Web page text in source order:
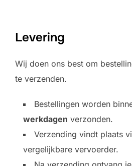
Levering
Wij doen ons best om
te verzenden.
Bestellingen worden
werkdagen verzonden.
Verzending vindt plaats
vergelijkbare vervoerder.